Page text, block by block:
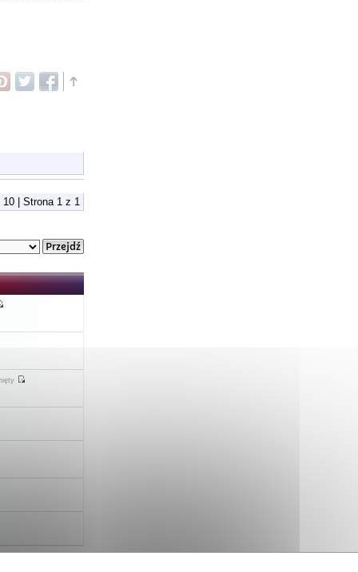
10 | Strona 1z 1